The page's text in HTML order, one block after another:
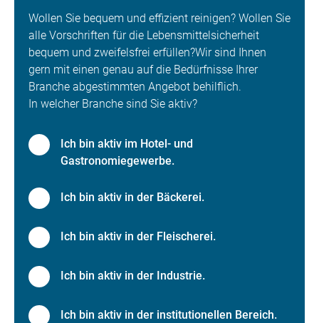
Wollen Sie bequem und effizient reinigen? Wollen Sie
alle Vorschriften für die Lebensmittelsicherheit
bequem und zweifelsfrei erfüllen?Wir sind Ihnen
gern mit einen genau auf die Bedürfnisse Ihrer
Branche abgestimmten Angebot behilflich.
In welcher Branche sind Sie aktiv?
Ich bin aktiv im Hotel- und
Gastronomiegewerbe.
Ich bin aktiv in der Bäckerei.
Ich bin aktiv in der Fleischerei.
Ich bin aktiv in der Industrie.
Ich bin aktiv in der institutionellen Bereich.